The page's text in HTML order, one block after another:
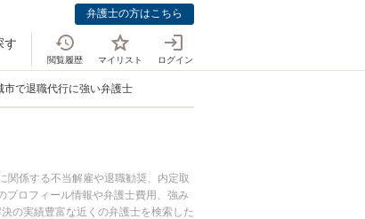
弁護士の方はこちら
す
閲覧履歴 マイリスト ログイン
市で退職代行に強い弁護士
関係する不当解雇や退職勧奨、内定取
プロフィール情報や弁護士費用、強み
の実績豊富な近くの弁護士を検索した